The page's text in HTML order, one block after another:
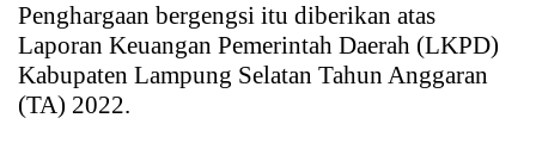
Penghargaan bergengsi itu diberikan atas
Laporan Keuangan Pemerintah Daerah (LKPD)
Kabupaten Lampung Selatan Tahun Anggaran
(TA) 2022.